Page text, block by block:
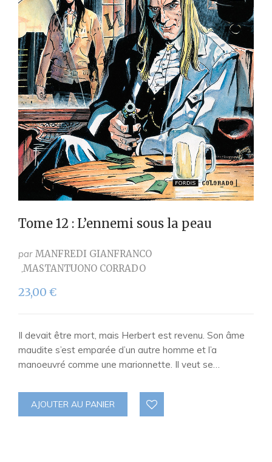
Tome 12 : L’ennemi sous la peau
par MANFREDI GIANFRANCO
MASTANTUONO CORRADO
23,00 €
Il devait être mort, mais Herbert est revenu. Son âme
maudite s’est emparée d’un autre homme et l’a
manoeuvré comme une marionnette. Il veut se…
AJOUTER AU PANIER